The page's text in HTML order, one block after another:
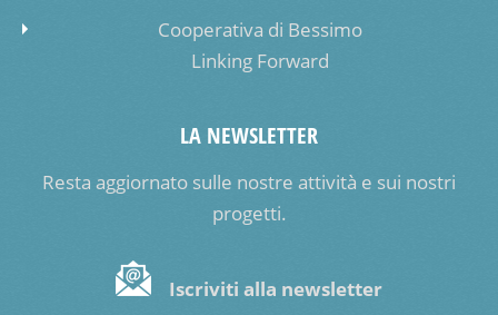
Cooperativa di Bessimo
Linking Forward
LA NEWSLETTER
Resta aggiornato sulle nostre attività e sui nostri
progetti.
Iscriviti alla newsletter